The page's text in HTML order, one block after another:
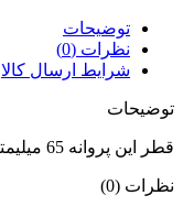
توضیحات
نظرات (0)
شرایط ارسال کالا
توضیحات
قطر این پروانه 65 میلیمتر می باشد.
نظرات (0)